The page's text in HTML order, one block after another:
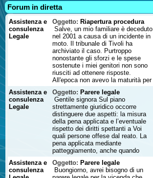
Forum in diretta
Assistenza e
consulenza
Legale
Oggetto: Riapertura procedura
Salve, un mio familiare è deceduto
nel 2001 a causa di un incidente in
moto. Il tribunale di Tivoli ha
archiviato il caso. Purtroppo
nonostante gli sforzi e le spese
sostenute i miei genitori non sono
riusciti ad ottenere risposte.
All'epoca non avevo la maturità per
poter in qualche modo cercare di
attivarmi diversamente e da allora il
pensiero fisso è quello di provare a
fare tutto quello che posso. La
domanda è si può chiedere la
riapertura di un caso di incidente
stradale dopo 25 anni? Mi rendo
conto che andrebbe visionata la
documentazione. Attendo vostro
gentile riscontro/contatto ...
Assistenza e
consulenza
Legale
Oggetto: Parere legale
Gentile signora Sul piano
strettamente giuridico occorre
distinguere due aspetti: la misura
della pena applicata e l’eventuale
rispetto dei diritti spettanti a Voi
quali persone offese dal reato. La
pena applicata mediante
patteggiamento, anche quando
percepita come particolarmente
lieve rispetto alla gravità dei fatti,
non può essere contestata
Assistenza e
consulenza
Oggetto: Parere legale
Buongiorno, avrei bisogno di un